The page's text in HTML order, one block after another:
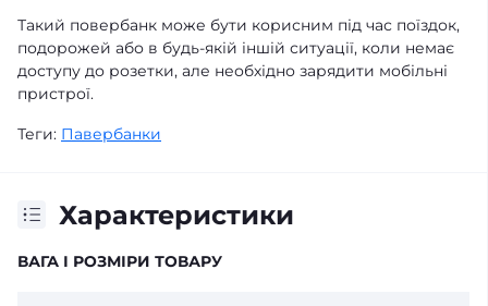
Такий повербанк може бути корисним під час поїздок,
подорожей або в будь-якій іншій ситуації, коли немає
доступу до розетки, але необхідно зарядити мобільні
пристрої.
Теги: Павербанки
Характеристики
ВАГА І РОЗМІРИ ТОВАРУ